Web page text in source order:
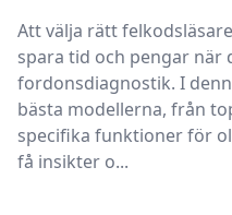
Att välja rätt
spara tid och pengar när
fordonsdiagnostik. I
bästa modellerna, från
specifika funktioner för
få insikter o...